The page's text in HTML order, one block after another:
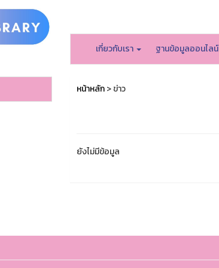
เกี่ยวกับเรา ฐานข้อมูลออนไลน์
หน้าหลัก> ข่าว
ยังไม่มีข้อมูล